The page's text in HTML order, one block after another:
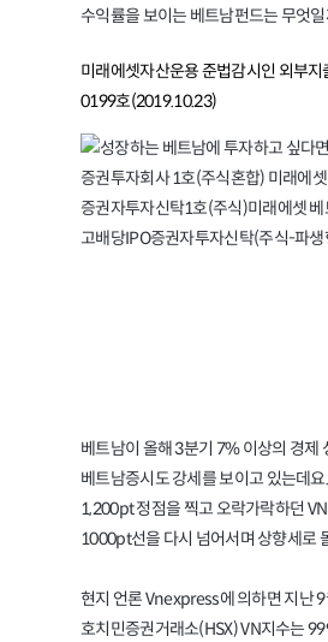
수익률을 보이는 베트남펀드는 무엇
미래에셋자산운용 준법감시인 외부
0199호(2019.10.23)
베트남이 올해 3분기 7% 이상의 경제
베트남증시도 강세를 보이고 있는데
1,200pt 정점을 찍고 오락가락하던
1000pt선을 다시 넘어서며 상향세로
현지 언론 Vnexpress에 의하면 지난
호치민증권거래소(HSX) VN지수는